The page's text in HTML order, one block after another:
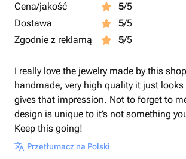
Cena/jakość
5/5
Dostawa
5/5
Zgodnie z reklamą
5/5
I really love the jewelry made by this
handmade, very high quality it just
gives that impression. Not to forget to
design is unique to it’s not something
Keep this going!
Przetłumacz na Polski